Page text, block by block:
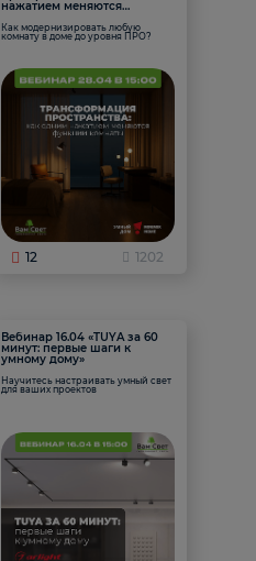
нажатием меняются
Как модернизировать любую
комнату в доме до уровня ПРО?
12 1202
Вебинар 16.04 «TUYA за 60
минут: первые шаги к
умному дому»
Научитесь настраивать умный свет
для ваших проектов